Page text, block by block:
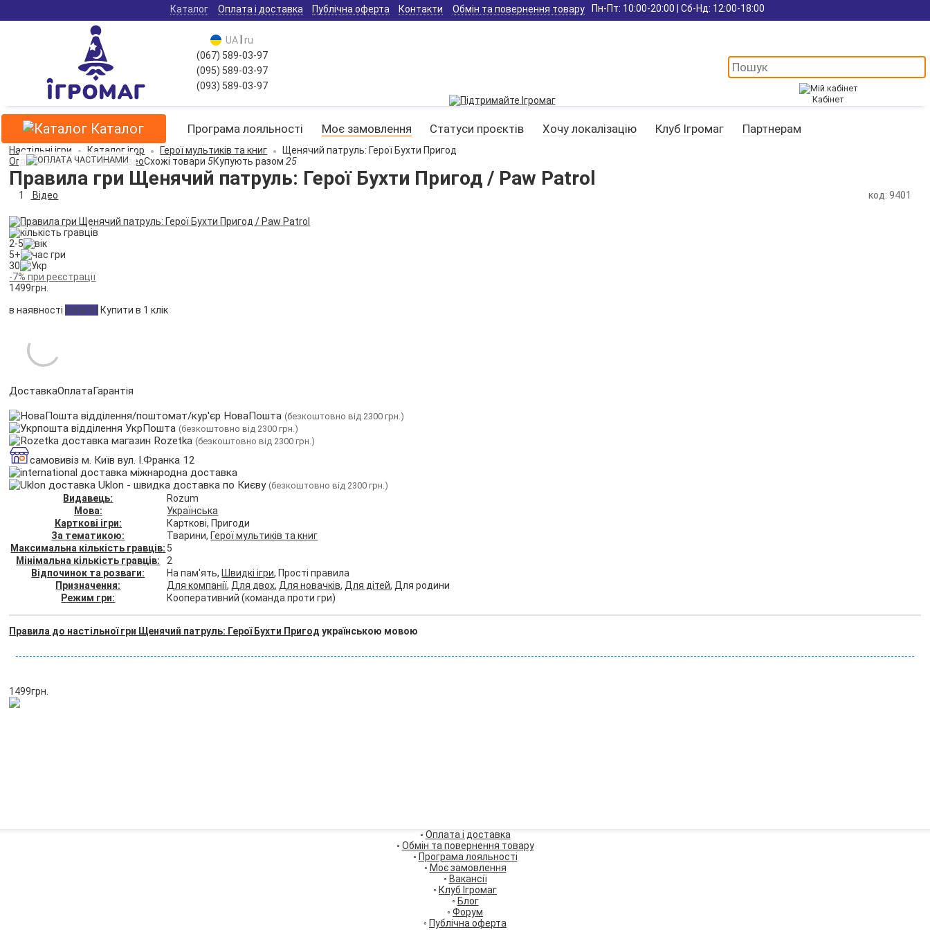
Каталог Оплата і доставка Публічна оферта Контакти Обмін та повернення товару Пн-Пт: 10:00-20:00 | Сб-Нд: 12:00-18:00
UA
ru
(067) 589-03-97
(095) 589-03-97
(093) 589-03-97
Кабінет
Каталог Програма лояльності Моє замовлення Статуси проєктів Хочу локалізацію Клуб Ігромаг Партнерам
Настільні ігри Каталог ігор Герої мультиків та книг
Щенячий патруль: Герої Бухти Пригод
ОглядВідгуки1ПравилаВідеоСхожі товари5Купують разом25
Правила гри Щенячий патруль: Герої Бухти Пригод / Paw Patrol
1 Відео код: 9401
2-5
5+
30
-7% при реєстрації
1499грн.
в наявності Купити Купити в 1 клік
ДоставкаОплатаГарантія
відділення/поштомат/кур'єр НоваПошта (безкоштовно від 2300 грн.)
відділення УкрПошта (безкоштовно від 2300 грн.)
магазин Rozetka (безкоштовно від 2300 грн.)
самовивіз м. Київ вул. І.Франка 12
міжнародна доставка
Uklon - швидка доставка по Києву (безкоштовно від 2300 грн.)
Видавець:
Rozum
Мова:
Українська
Карткові ігри:
Карткові, Пригоди
За тематикою:
Тварини, Герої мультиків та книг
Максимальна кількість гравців: 5
Мінімальна кількість гравців:
2
Відпочинок та розваги:
На пам'ять, Швидкі ігри, Прості правила
Призначення:
Для компанії,Для двох,Для новачків,Для дітей, Для родини
Режим гри:
Кооперативний (команда проти гри)
Правила до настільної гри Щенячий патруль: Герої Бухти Пригод українською мовою
1499грн.
◦Оплата і доставка
◦Обмін та повернення товару
◦ Програма лояльності
◦ Моє замовлення
◦ Вакансії
◦ Клуб Ігромаг
◦ Блог
◦Форум
◦ Публічна оферта